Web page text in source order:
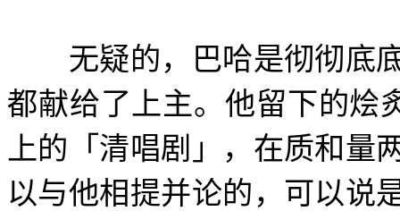
无疑的，巴哈是彻彻底底
都献给了上主。他留下的烩
上的「清唱剧」，在质和量
以与他相提并论的，可以说